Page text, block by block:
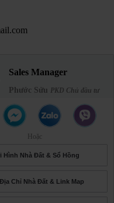
Sales Manager
Phước Sửu PKD Chủ đầu tư
Hoặc
Hình Nhà Đất & Sổ Hồng
Chỉ Nhà Đất & Link Map